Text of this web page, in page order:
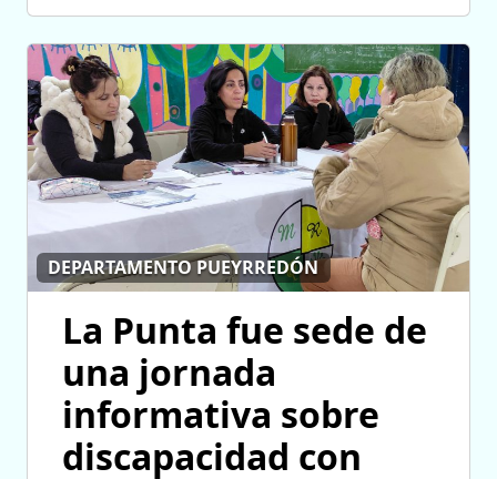
DEPARTAMENTO PUEYRREDÓN
La Punta fue sede de
una jornada
informativa sobre
discapacidad con